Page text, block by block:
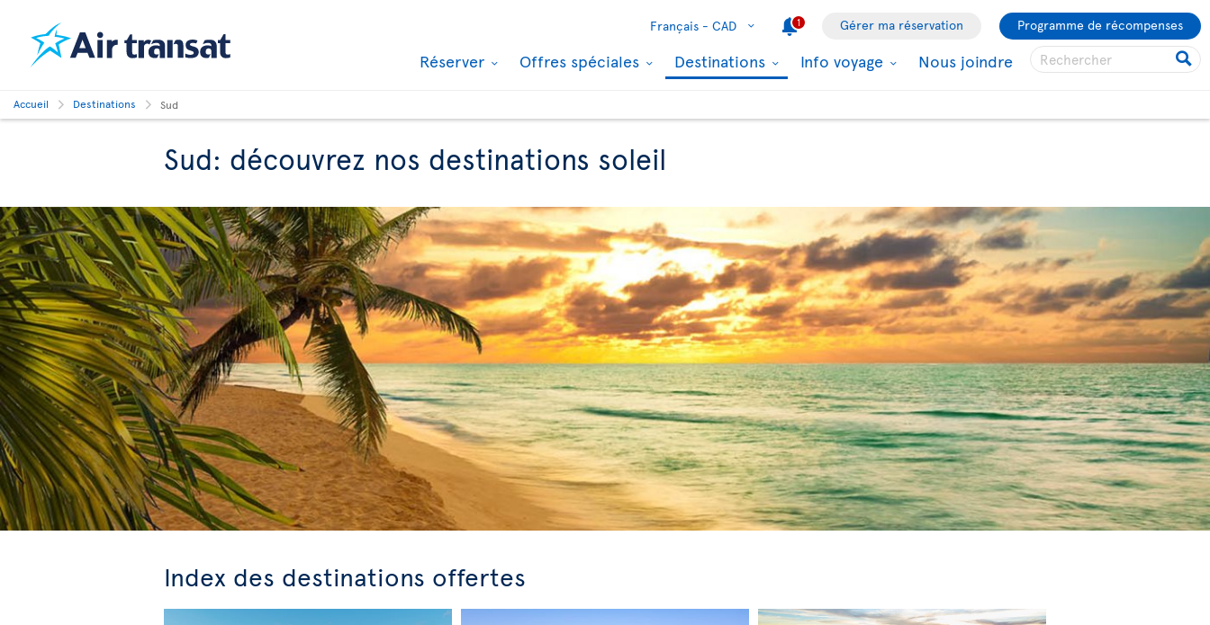
Français - CAD 1 Gérer ma réservation Programme de récompenses
Réserver Offres spéciales Destinations Info voyage Nous joindre
Accueil Destinations Sud
Sud: découvrez nos destinations soleil
Index des destinations offertes